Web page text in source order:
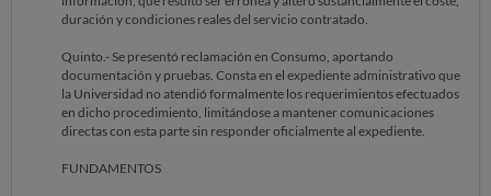
duración y condiciones reales del servicio contratado.
Quinto.- Se presentó reclamación en Consumo, aportando
documentación y pruebas. Consta en el expediente administrativo que
la Universidad no atendió formalmente los requerimientos efectuados
en dicho procedimiento, limitándose a mantener comunicaciones
directas con esta parte sin responder oficialmente al expediente.
FUNDAMENTOS